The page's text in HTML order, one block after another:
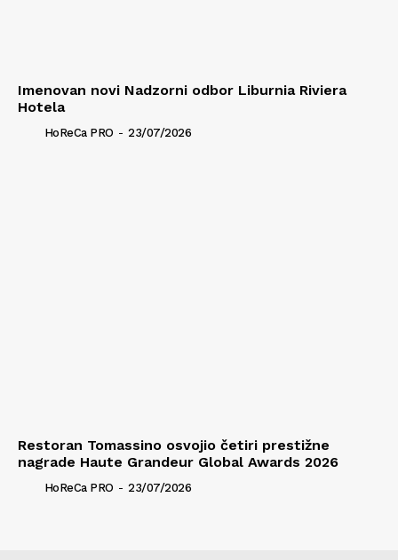
Imenovan novi Nadzorni odbor Liburnia Riviera
Hotela
HoReCa PRO - 23/07/2026
Restoran Tomassino osvojio četiri prestižne
nagrade Haute Grandeur Global Awards 2026
HoReCa PRO - 23/07/2026